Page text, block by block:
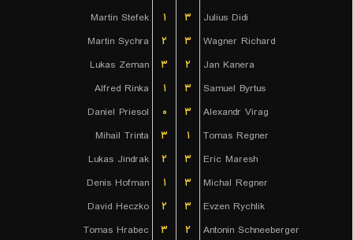
Martin Stefek
۱ ۳
Julius Didi
Martin Sychra
۲ ۳
Wagner Richard
Lukas Zeman
۳ ۲
Jan Kanera
Alfred Rinka
۱ ۳
Samuel Byrtus
Daniel Priesol
۰ ۳
Alexandr Virag
Mihail Trinta
۳ ۱
Tomas Regner
Lukas Jindrak
۲ ۳
Eric Maresh
Denis Hofman
۱ ۳
Michal Regner
David Heczko
۲ ۳
Evzen Rychlik
Tomas Hrabec
۳ ۲
Antonin Schneeberger